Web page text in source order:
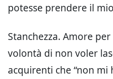
potesse prendere il
Stanchezza. Amore
volontà di non voler
acquirenti che “non mi